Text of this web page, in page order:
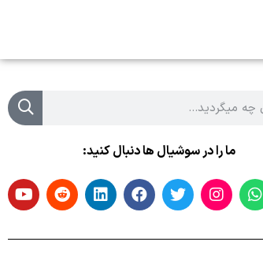
ما را در سوشیال ها دنبال کنید: